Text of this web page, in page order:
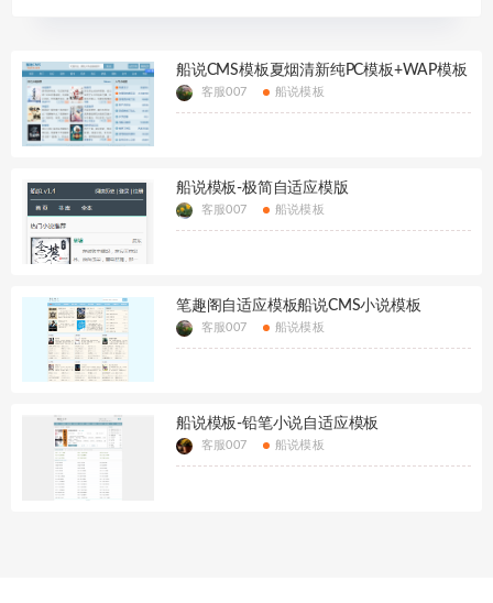
船说CMS模板夏烟清新纯PC模板+WAP模板
客服007 船说模板
船说模板-极简自适应模版
客服007 船说模板
笔趣阁自适应模板船说CMS小说模板
客服007 船说模板
船说模板-铅笔小说自适应模板
客服007 船说模板